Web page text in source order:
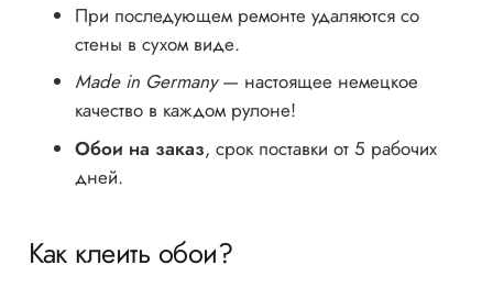
При последующем ремонте удаляются со
стены в сухом виде.
Made in Germany— настоящее немецкое
качество в каждом рулоне!
Обои на заказ, срок поставки от 5 рабочих
дней.
Как клеить обои?